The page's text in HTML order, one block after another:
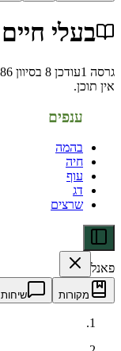
חיים
8 בסיוון 5786
שיחות